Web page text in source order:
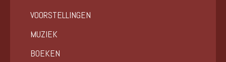
VOORSTELLINGEN
MUZIEK
BOEKEN